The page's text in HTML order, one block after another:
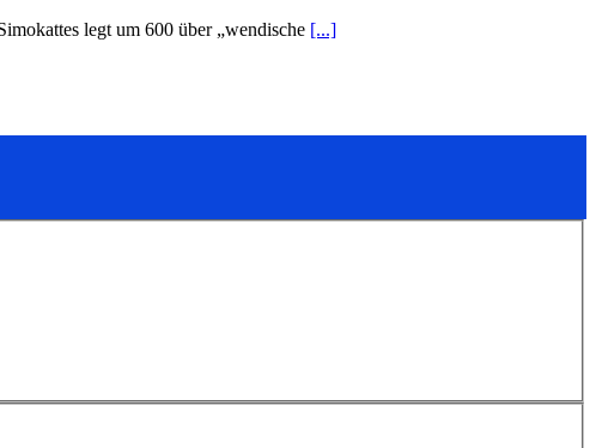
legt um 600 über „wendische [...]